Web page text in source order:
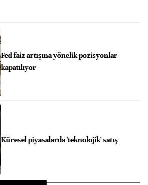
Fed faiz artışına yönelik pozisyonlar
kapatılıyor
Küresel piyasalarda 'teknolojik' satış